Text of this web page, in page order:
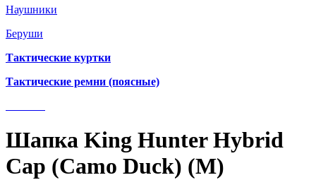
Наушники
Беруши
Тактические куртки
Тактические ремни (поясные)
Шапка King Hunter Hybrid
Cap (Camo Duck) (М)